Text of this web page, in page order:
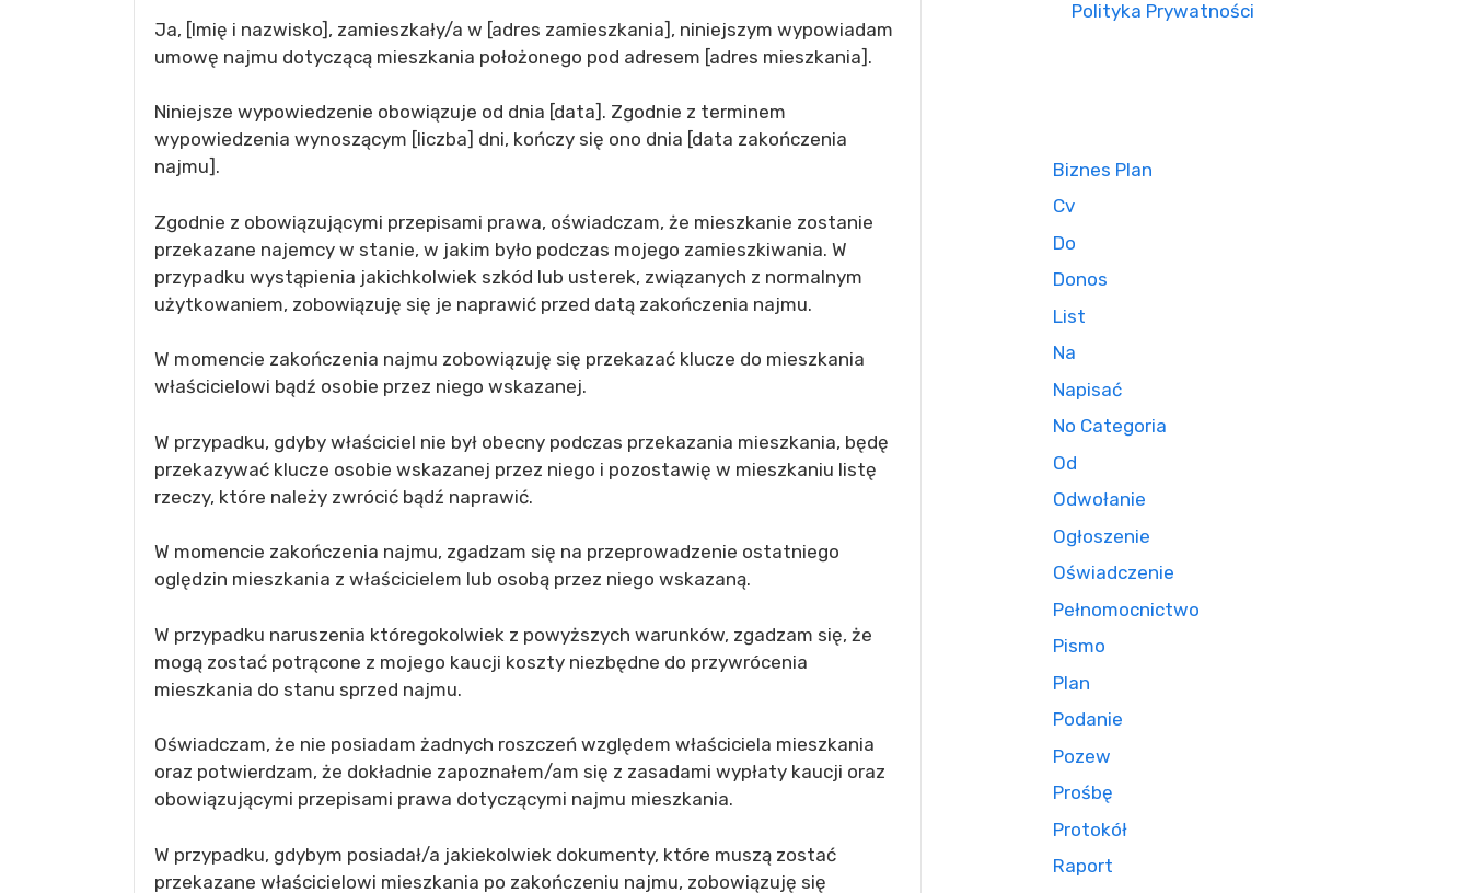
Ja, [Imię i nazwisko], zamieszkały/a w [adres zamieszkania], niniejszym wypowiadam
umowę najmu dotyczącą mieszkania położonego pod adresem [adres mieszkania].
Niniejsze wypowiedzenie obowiązuje od dnia [data]. Zgodnie z terminem
wypowiedzenia wynoszącym [liczba] dni, kończy się ono dnia [data zakończenia
najmu].
Zgodnie z obowiązującymi przepisami prawa, oświadczam, że mieszkanie zostanie
przekazane najemcy w stanie, w jakim było podczas mojego zamieszkiwania. W
przypadku wystąpienia jakichkolwiek szkód lub usterek, związanych z normalnym
użytkowaniem, zobowiązuję się je naprawić przed datą zakończenia najmu.
W momencie zakończenia najmu zobowiązuję się przekazać klucze do mieszkania
właścicielowi bądź osobie przez niego wskazanej.
W przypadku, gdyby właściciel nie był obecny podczas przekazania mieszkania, będę
przekazywać klucze osobie wskazanej przez niego i pozostawię w mieszkaniu listę
rzeczy, które należy zwrócić bądź naprawić.
W momencie zakończenia najmu, zgadzam się na przeprowadzenie ostatniego
oględzin mieszkania z właścicielem lub osobą przez niego wskazaną.
W przypadku naruszenia któregokolwiek z powyższych warunków, zgadzam się, że
mogą zostać potrącone z mojego kaucji koszty niezbędne do przywrócenia
mieszkania do stanu sprzed najmu.
Oświadczam, że nie posiadam żadnych roszczeń względem właściciela mieszkania
oraz potwierdzam, że dokładnie zapoznałem/am się z zasadami wypłaty kaucji oraz
obowiązującymi przepisami prawa dotyczącymi najmu mieszkania.
W przypadku, gdybym posiadał/a jakiekolwiek dokumenty, które muszą zostać
przekazane właścicielowi mieszkania po zakończeniu najmu, zobowiązuję się
Polityka Prywatności
Biznes Plan
Cv
Do
Donos
List
Na
Napisać
No Categoria
Od
Odwołanie
Ogłoszenie
Oświadczenie
Pełnomocnictwo
Pismo
Plan
Podanie
Pozew
Prośbę
Protokół
Raport